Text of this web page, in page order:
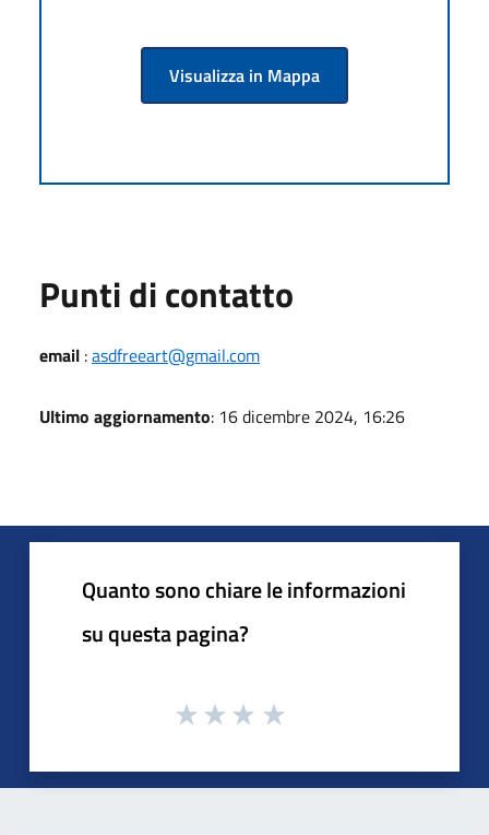
Visualizza in Mappa
Punti di contatto
email :asdfreeart@gmail.com
Ultimo aggiornamento: 16 dicembre 2024, 16:26
Quanto sono chiare le informazioni
su questa pagina?